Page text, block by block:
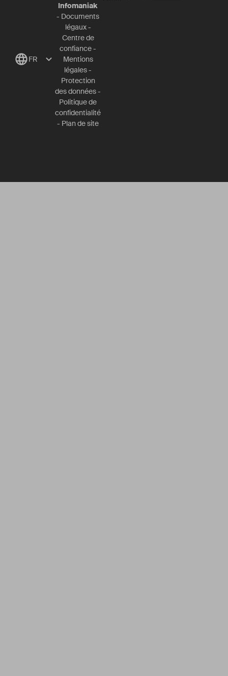
FR
Infomaniak
- Documents
légaux-
Centre de
confiance-
Mentions
légales-
Protection
des données-
Politique de
confidentialité
- Plan de site